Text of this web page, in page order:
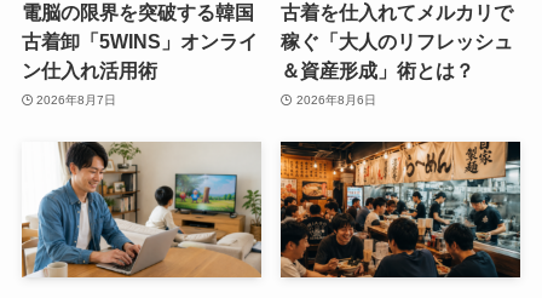
電脳の限界を突破する韓国
古着卸「5WINS」オンライ
ン仕入れ活用術
2026年8月7日
古着を仕入れてメルカリで
稼ぐ「大人のリフレッシュ
＆資産形成」術とは？
2026年8月6日